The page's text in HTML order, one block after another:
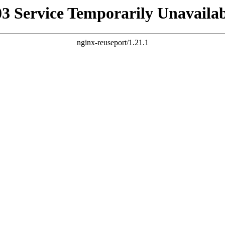
Service Temporarily
nginx-reuseport/1.21.1